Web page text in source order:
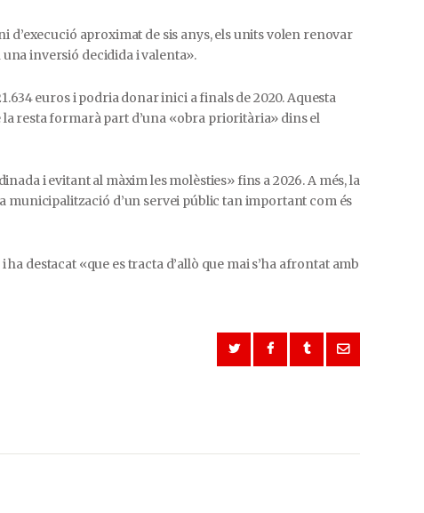
d’execució aproximat de sis anys, els units volen renovar
inversió decidida i valenta».
euros i podria donar inici a finals de 2020. Aquesta
resta formarà part d’una «obra prioritària» dins el
i evitant al màxim les molèsties» fins a 2026. A més, la
municipalització d’un servei públic tan important com és
destacat «que es tracta d’allò que mai s’ha afrontat amb